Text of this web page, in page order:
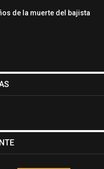
de la muerte del bajista